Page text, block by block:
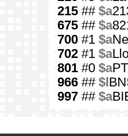
215 ## $a
675 ## $a
700 #1 $a
702 #1 $a
801 #0 $aPT
966 ## $l BN
997 ## $a